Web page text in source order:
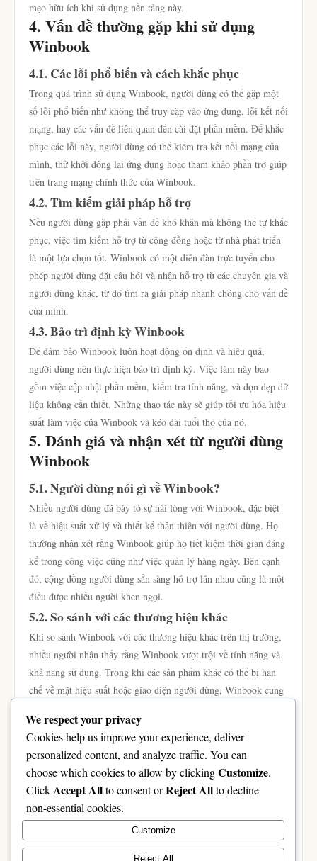
mẹo hữu ích khi sử dụng nền tảng này.
4. Vấn đề thường gặp khi sử dụng
Winbook
4.1. Các lỗi phổ biến và cách khắc phục
Trong quá trình sử dụng Winbook, người dùng có thể gặp một
số lỗi phổ biến như không thể truy cập vào ứng dụng, lỗi kết nối
mạng, hay các vấn đề liên quan đến cài đặt phần mềm. Để khắc
phục các lỗi này, người dùng có thể kiểm tra kết nối mạng của
mình, thử khởi động lại ứng dụng hoặc tham khảo phần trợ giúp
trên trang mạng chính thức của Winbook.
4.2. Tìm kiếm giải pháp hỗ trợ
Nếu người dùng gặp phải vấn đề khó khăn mà không thể tự khắc
phục, việc tìm kiếm hỗ trợ từ cộng đồng hoặc từ nhà phát triển
là một lựa chọn tốt. Winbook có một diễn đàn trực tuyến cho
phép người dùng đặt câu hỏi và nhận hỗ trợ từ các chuyên gia và
người dùng khác, từ đó tìm ra giải pháp nhanh chóng cho vấn đề
của mình.
4.3. Bảo trì định kỳ Winbook
Để đảm bảo Winbook luôn hoạt động ổn định và hiệu quả,
người dùng nên thực hiện bảo trì định kỳ. Việc làm này bao
gồm việc cập nhật phần mềm, kiểm tra tính năng, và dọn dẹp dữ
liệu không cần thiết. Những thao tác này sẽ giúp tối ưu hóa hiệu
suất làm việc của Winbook và kéo dài tuổi thọ của nó.
5. Đánh giá và nhận xét từ người dùng
Winbook
5.1. Người dùng nói gì về Winbook?
Nhiều người dùng đã bày tỏ sự hài lòng với Winbook, đặc biệt
là về hiệu suất xử lý và thiết kế thân thiện với người dùng. Họ
thường nhận xét rằng Winbook giúp họ tiết kiệm thời gian đáng
kể trong công việc cũng như việc quản lý hàng ngày. Bên cạnh
đó, cộng đồng người dùng sẵn sàng hỗ trợ lẫn nhau cũng là một
điều được nhiều người khen ngợi.
5.2. So sánh với các thương hiệu khác
Khi so sánh Winbook với các thương hiệu khác trên thị trường,
nhiều người nhận thấy rằng Winbook vượt trội về tính năng và
khả năng sử dụng. Trong khi các sản phẩm khác có thể bị hạn
chế về mặt hiệu suất hoặc giao diện người dùng, Winbook cung
5.3. Dự đoán tương lai của Winbook
Với sự phát triển không ngừng của công nghệ, tương lai của
Winbook hứa hẹn sẽ mang lại nhiều tính năng mới và cải tiến
hơn nữa. Người dùng có thể kỳ vọng thêm vào các giải pháp
thông minh, tích hợp trí tuệ nhân tạo và các công nghệ mới khác
để nâng cao trải nghiệm sử dụng. Điều này không chỉ giúp
Winbook duy trì vị thế hàng đầu của mình mà còn thúc đẩy sự
phát triển của người dùng trong thời đại công nghệ số.
We respect your privacy
Cookies help us improve your experience, deliver
personalized content, and analyze traffic. You can
choose which cookies to allow by clickingCustomize.
ClickAccept Allto consent orReject Allto decline
non-essential cookies.
Customize
Reject All